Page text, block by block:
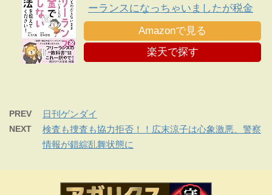
ーランスになっちゃいましたが税金
で損しない方法を教えてください!
Amazonで見る
楽天で探す
PREV 日刊ゲンダイ
NEXT
検査も捜査も協力拒否！！広末涼子は心象激悪、警察
情報が錯綜乱舞状態に